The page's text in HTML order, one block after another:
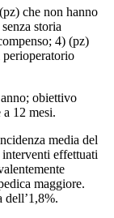
che non hanno
storia
4) (pz)
obiettivo
12 mesi.
media del
effettuati
maggiore.